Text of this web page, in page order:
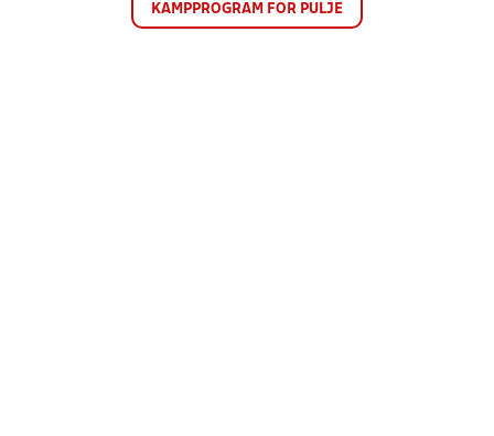
KAMPPROGRAM FOR PULJE